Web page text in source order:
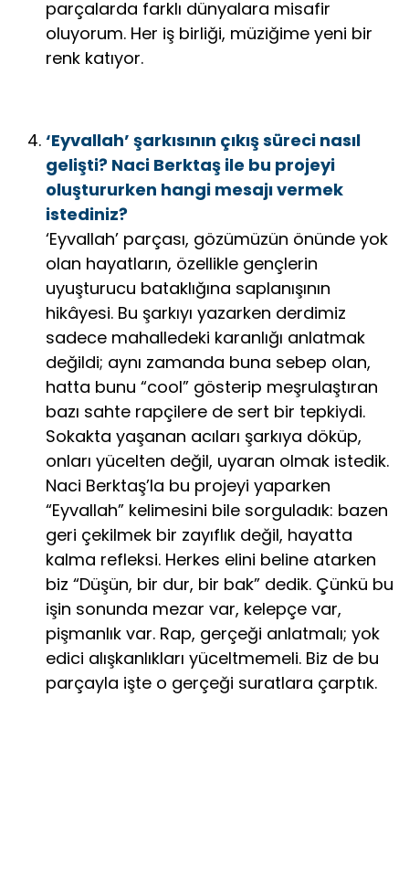
parçalarda farklı dünyalara misafir
oluyorum. Her iş birliği, müziğime yeni bir
renk katıyor.
‘Eyvallah’ şarkısının çıkış süreci nasıl
gelişti? Naci Berktaş ile bu projeyi
oluştururken hangi mesajı vermek
istediniz?
‘Eyvallah’ parçası, gözümüzün önünde yok
olan hayatların, özellikle gençlerin
uyuşturucu bataklığına saplanışının
hikâyesi. Bu şarkıyı yazarken derdimiz
sadece mahalledeki karanlığı anlatmak
değildi; aynı zamanda buna sebep olan,
hatta bunu “cool” gösterip meşrulaştıran
bazı sahte rapçilere de sert bir tepkiydi.
Sokakta yaşanan acıları şarkıya döküp,
onları yücelten değil, uyaran olmak istedik.
Naci Berktaş’la bu projeyi yaparken
“Eyvallah” kelimesini bile sorguladık: bazen
geri çekilmek bir zayıflık değil, hayatta
kalma refleksi. Herkes elini beline atarken
biz “Düşün, bir dur, bir bak” dedik. Çünkü bu
işin sonunda mezar var, kelepçe var,
pişmanlık var. Rap, gerçeği anlatmalı; yok
edici alışkanlıkları yüceltmemeli. Biz de bu
parçayla işte o gerçeği suratlara çarptık.